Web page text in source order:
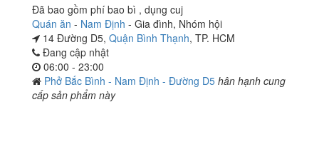
Đã bao gồm phí bao bì , dụng cuj
Quán ăn - Nam Định - Gia đình, Nhóm hội
14 Đường D5, Quận Bình Thạnh, TP. HCM
Đang cập nhật
06:00 - 23:00
Phở Bắc Bình - Nam Định - Đường D5 hân hạnh cung
cấp sản phẩm này